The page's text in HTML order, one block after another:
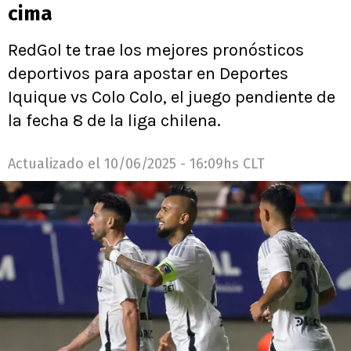
cima
RedGol te trae los mejores pronósticos
deportivos para apostar en Deportes
Iquique vs Colo Colo, el juego pendiente de
la fecha 8 de la liga chilena.
Actualizado el 10/06/2025 - 16:09hs CLT